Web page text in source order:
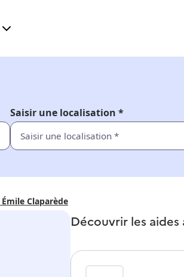
Saisir une localisation *
Émile Claparède
Découvrir les